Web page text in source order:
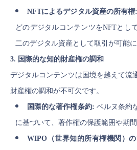
NFTによるデジタル資産の所有権:
どのデジタルコンテンツをNFTとし
二のデジタル資産として取引が可能に
3. 国際的な知的財産権の調和
デジタルコンテンツは国境を越えて流
財産権の調和が不可欠です。
国際的な著作権条約: ベルヌ条約
に基づいて、著作権の保護範囲や期
WIPO（世界知的所有権機関）